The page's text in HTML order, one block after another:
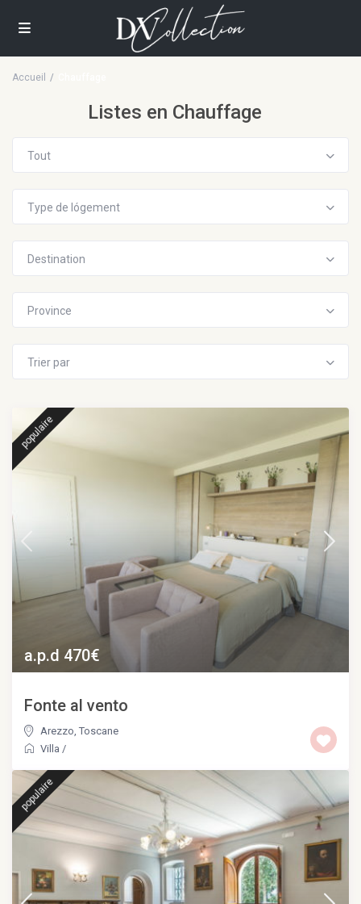
Accueil
Listes en Chauffage
Tout
Type de lógement
Destination
Province
Trier par
a.p.d 470€
populaire
Fonte al vento
Arezzo,Toscane
Villa /
populaire